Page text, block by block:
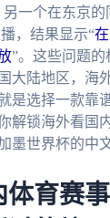
另一个在东京
，结果显示“
”。这些问题
大陆地区，海
是选择一款靠
解锁海外看国
墨世界杯的中
体育赛